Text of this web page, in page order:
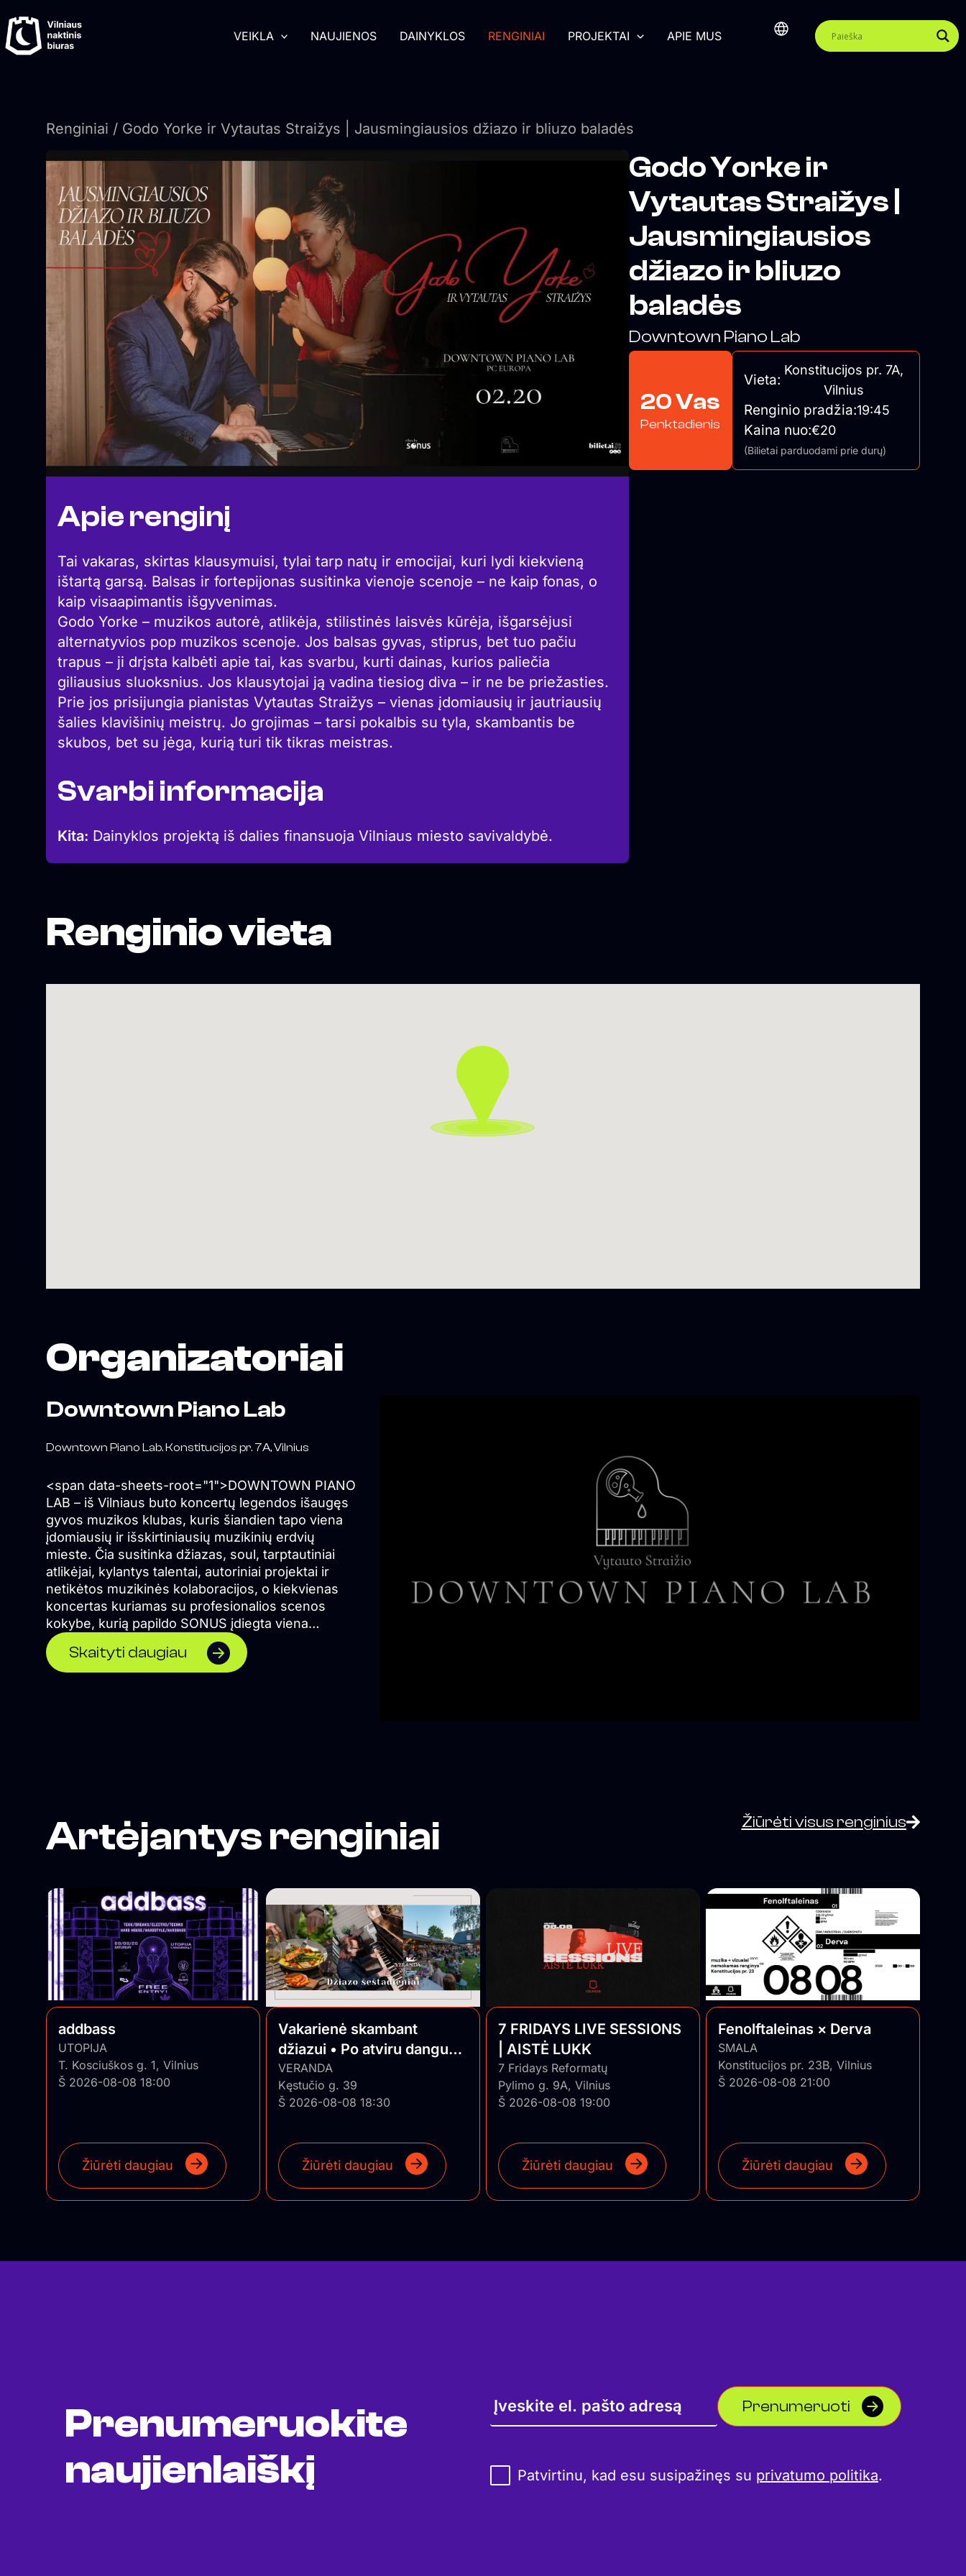
prie
turinio
VEIKLA NAUJIENOS DAINYKLOS RENGINIAI PROJEKTAI APIE MUS
Renginiai / Godo Yorke ir Vytautas Straižys | Jausmingiausios džiazo ir bliuzo baladės
Apie renginį
Tai vakaras, skirtas klausymuisi, tylai tarp natų ir emocijai, kuri lydi kiekvieną
ištartą garsą. Balsas ir fortepijonas susitinka vienoje scenoje – ne kaip fonas, o
kaip visaapimantis išgyvenimas.
Godo Yorke – muzikos autorė, atlikėja, stilistinės laisvės kūrėja, išgarsėjusi
alternatyvios pop muzikos scenoje. Jos balsas gyvas, stiprus, bet tuo pačiu
trapus – ji drįsta kalbėti apie tai, kas svarbu, kurti dainas, kurios paliečia
giliausius sluoksnius. Jos klausytojai ją vadina tiesiog diva – ir ne be priežasties.
Prie jos prisijungia pianistas Vytautas Straižys – vienas įdomiausių ir jautriausių
šalies klavišinių meistrų. Jo grojimas – tarsi pokalbis su tyla, skambantis be
skubos, bet su jėga, kurią turi tik tikras meistras.
Svarbi informacija
Kita: Dainyklos projektą iš dalies finansuoja Vilniaus miesto savivaldybė.
Godo Yorke ir
Vytautas Straižys |
Jausmingiausios
džiazo ir bliuzo
baladės
Downtown Piano Lab
20 Vas
Penktadienis
Vieta:
Konstitucijos pr. 7A,
Vilnius
Renginio pradžia:19:45
Kaina nuo:€20
(Bilietai parduodami prie durų)
Renginio vieta
Organizatoriai
Downtown Piano Lab
Downtown Piano Lab. Konstitucijos pr. 7A, Vilnius
<span data-sheets-root="1">DOWNTOWN PIANO
LAB – iš Vilniaus buto koncertų legendos išaugęs
gyvos muzikos klubas, kuris šiandien tapo viena
įdomiausių ir išskirtiniausių muzikinių erdvių
mieste. Čia susitinka džiazas, soul, tarptautiniai
atlikėjai, kylantys talentai, autoriniai projektai ir
netikėtos muzikinės kolaboracijos, o kiekvienas
koncertas kuriamas su profesionalios scenos
kokybe, kurią papildo SONUS įdiegta viena
įspūdingiausių koncertinių garso sistemų Vilniuje.
</span>
Skaityti daugiau
Artėjantys renginiai Žiūrėti visus renginius
addbass
UTOPIJA
T. Kosciuškos g. 1, Vilnius
Š 2026-08-08 18:00
Žiūrėti daugiau
Vakarienė skambant
džiazui • Po atviru dangumi
• Piano Jazz
VERANDA
Kęstučio g. 39
Š 2026-08-08 18:30
Žiūrėti daugiau
7 FRIDAYS LIVE SESSIONS
| AISTĖ LUKK
7 Fridays Reformatų
Pylimo g. 9A, Vilnius
Š 2026-08-08 19:00
Žiūrėti daugiau
Fenolftaleinas × Derva
SMALA
Konstitucijos pr. 23B, Vilnius
Š 2026-08-08 21:00
Žiūrėti daugiau
Prenumeruokite
naujienlaiškį
Prenumeruoti
Patvirtinu, kad esu susipažinęs su privatumo politika.